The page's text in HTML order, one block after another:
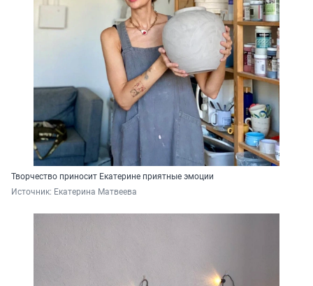
Творчество приносит Екатерине приятные эмоции
Источник: Екатерина Матвеева